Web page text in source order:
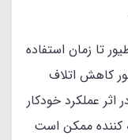
تا زمان استفاده
کاهش اتلاف
عملکرد خودکار
کننده ممکن است